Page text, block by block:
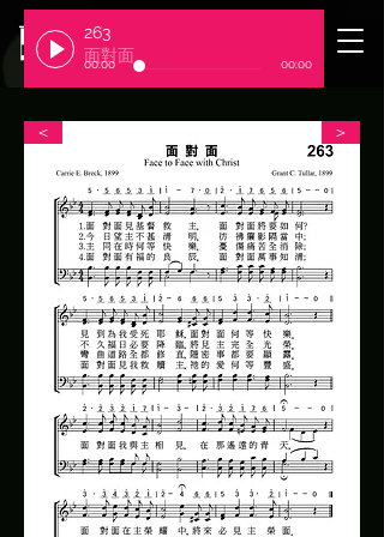
​臺北基督徒聚會處
263
面對面
00:00 00:00
＜ ＞